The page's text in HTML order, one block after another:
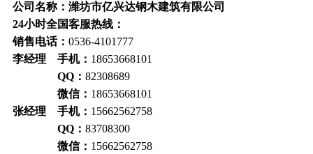
公司名称：潍坊市亿兴达钢木建筑有限公司
24小时全国客服热线：
销售电话： 0536-4101777
李经理 手机： 18653668101
QQ： 82308689
微信： 18653668101
张经理 手机： 15662562758
QQ： 83708300
微信： 15662562758